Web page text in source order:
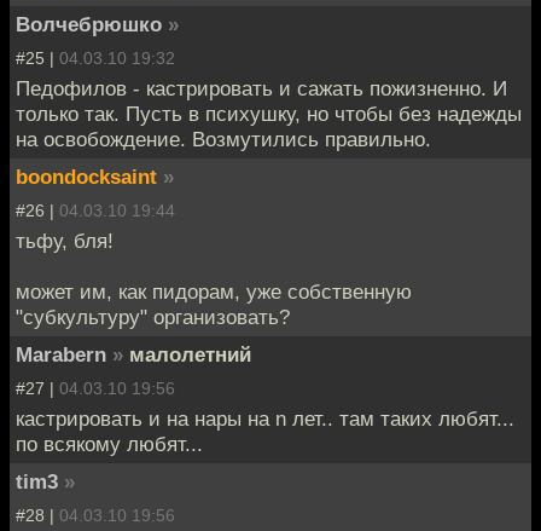
Волчебрюшко »
#25 | 04.03.10 19:32
Педофилов - кастрировать и сажать пожизненно. И
только так. Пусть в психушку, но чтобы без надежды
на освобождение. Возмутились правильно.
boondocksaint »
#26 | 04.03.10 19:44
тьфу, бля!
может им, как пидорам, уже собственную
"субкультуру" организовать?
Marabern » малолетний
#27 | 04.03.10 19:56
кастрировать и на нары на n лет.. там таких любят...
по всякому любят...
tim3 »
#28 | 04.03.10 19:56